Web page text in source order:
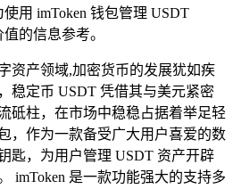
用 imToken 钱包管理 USDT
的信息参考。
资产领域,加密货币的发展犹如疾
稳定币 USDT 凭借其与美元紧密
砥柱，在市场中稳稳占据着举足轻
，作为一款备受广大用户喜爱的数
匙，为用户管理 USDT 资产开辟
imToken 是一款功能强大的支持多